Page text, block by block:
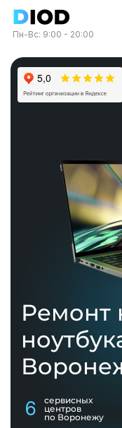
Пн-Вс: 9:00 - 20:00
Ремонт
6
сервисных
центров
по Воронежу